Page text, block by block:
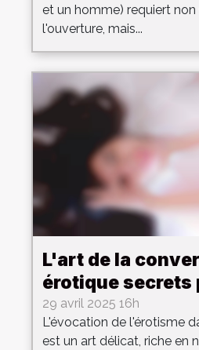
et un homme) requiert
l'ouverture, mais...
L'art de la
érotique secrets
échanges
sensuels
29 avril 2025 16h
L'évocation de l'érotisme
est un art délicat, riche en